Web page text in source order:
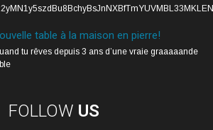
table à la maison en pierre!
tu rêves depuis 3 ans d’une vraie graaaaande
FOLLOW US